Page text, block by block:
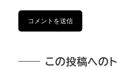
この投稿への